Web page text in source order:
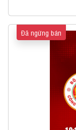
Đã ngừng bán